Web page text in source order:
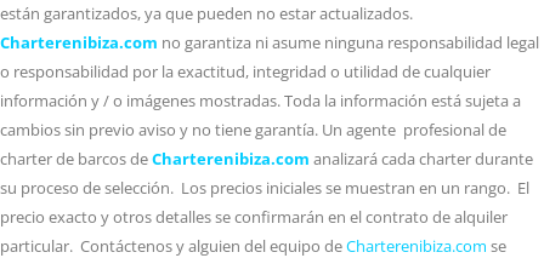
están garantizados, ya que pueden no estar actualizados.
Charterenibiza.com no garantiza ni asume ninguna responsabilidad legal
o responsabilidad por la exactitud, integridad o utilidad de cualquier
información y / o imágenes mostradas. Toda la información está sujeta a
cambios sin previo aviso y no tiene garantía. Un agente profesional de
charter de barcos deCharterenibiza.com analizará cada charter durante
su proceso de selección. Los precios iniciales se muestran en un rango. El
precio exacto y otros detalles se confirmarán en el contrato de alquiler
particular. Contáctenos y alguien del equipo deCharterenibiza.com se